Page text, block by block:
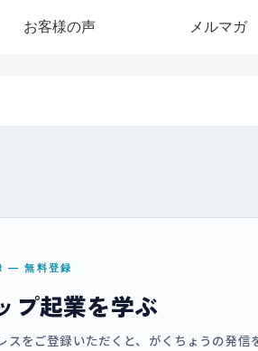
お客様の声 メルマガ
— 無料登録
プ起業を学ぶ
スをご登録いただくと、がくちょうの発信